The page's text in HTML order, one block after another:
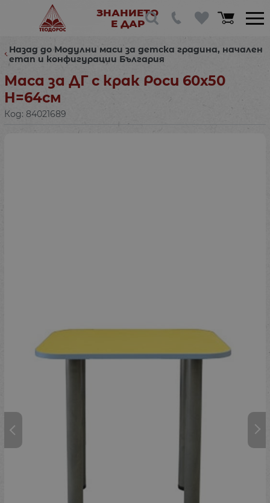
ЗНАНИЕТО
Е ДАР
Назад до Модулни маси за детска градина, начален
етап и конфигурации България
Маса за ДГ с крак Роси 60х50
Н=64см
Код: 84021689